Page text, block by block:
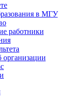
в МГУ
работники